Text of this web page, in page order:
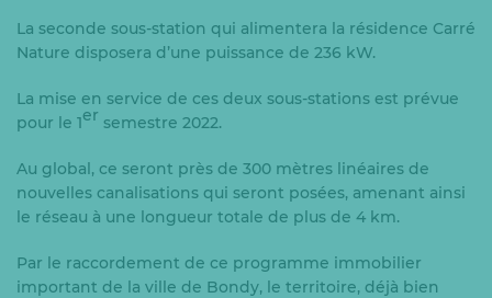
La seconde sous-station qui alimentera la résidence Carré
Nature disposera d’une puissance de 236 kW.
La mise en service de ces deux sous-stations est prévue
pour le 1er semestre 2022.
Au global, ce seront près de 300 mètres linéaires de
nouvelles canalisations qui seront posées, amenant ainsi
le réseau à une longueur totale de plus de 4 km.
Par le raccordement de ce programme immobilier
important de la ville de Bondy, le territoire, déjà bien